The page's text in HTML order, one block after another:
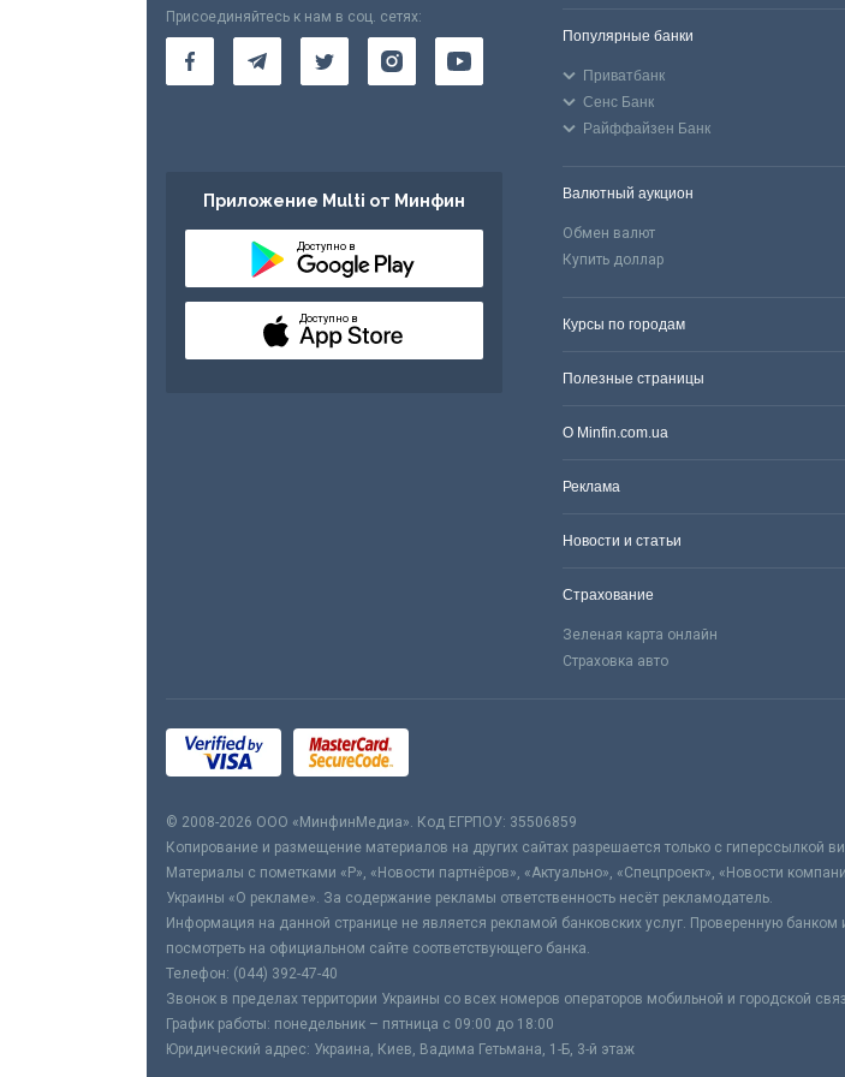
Присоединяйтесь к нам в соц. сетях:
Приложение Multi от Минфин
Доступно в
Доступно в
Популярные банки
Приватбанк
Сенс Банк
Райффайзен Банк
Валютный аукцион
Обмен валют
Купить доллар
Курсы по городам
Полезные страницы
О Minfin.com.ua
Реклама
Новости и статьи
Страхование
Зеленая карта онлайн
Страховка авто
© 2008-2026 ООО «МинфинМедиа». Код ЕГРПОУ: 35506859
Копирование и размещение материалов на других сайтах разрешается только с гиперссылкой
Материалы с пометками «Р», «Новости партнёров», «Актуально», «Спецпроект», «Новости
Украины «О рекламе». За содержание рекламы ответственность несёт рекламодатель.
Информация на данной странице не является рекламой банковских услуг. Проверенную
посмотреть на официальном сайте соответствующего банка.
Телефон: (044) 392-47-40
Звонок в пределах территории Украины со всех номеров операторов мобильной и городской
График работы: понедельник – пятница с 09:00 до 18:00
Юридический адрес: Украина, Киев, Вадима Гетьмана, 1-Б, 3-й этаж